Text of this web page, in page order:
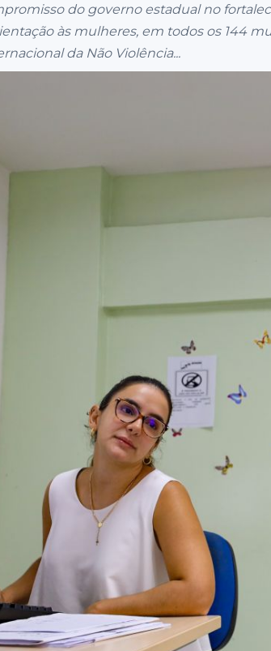
do governo estadual no
às mulheres, em todos os 144
da Não Violência...